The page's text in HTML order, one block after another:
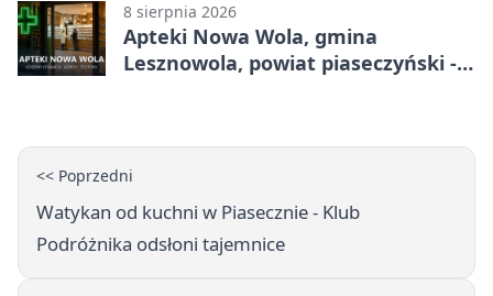
8 sierpnia 2026
Apteki Nowa Wola, gmina
Lesznowola, powiat piaseczyński -
<< Poprzedni
Watykan od kuchni w Piasecznie - Klub
Podróżnika odsłoni tajemnice